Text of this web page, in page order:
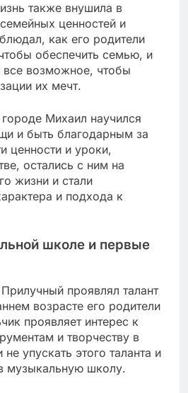
также внушила в
ценностей и
как его родители
обеспечить семью, и
все возможное, чтобы
их мечт.
Михаил научился
и быть благодарным за
ценности и уроки,
остались с ним на
жизни и стали
и подхода к
школе и первые
проявлял талант
возрасте его родители
проявляет интерес к
и творчеству в
упускать этого таланта и
музыкальную школу.